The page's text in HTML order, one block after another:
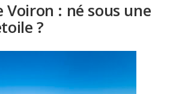
Voiron : né sous une
?